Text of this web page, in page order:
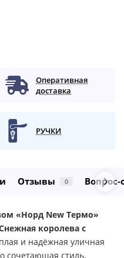
Оперативная
доставка
РУЧКИ
Отзывы 0 Вопрос-
«Норд New Термо»
королева с
и надёжная уличная
сочетающая стиль,